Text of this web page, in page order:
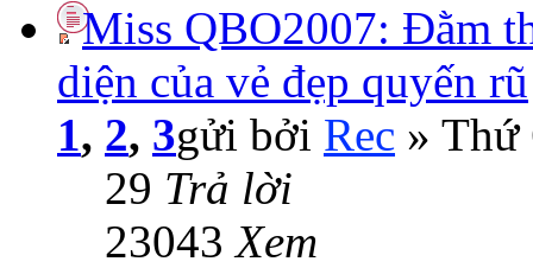
Miss QBO2007: Đằm
diện của vẻ đẹp quyến rũ
1, 2, 3gửi bởi Rec » Thứ
29 Trả lời
23043Xem